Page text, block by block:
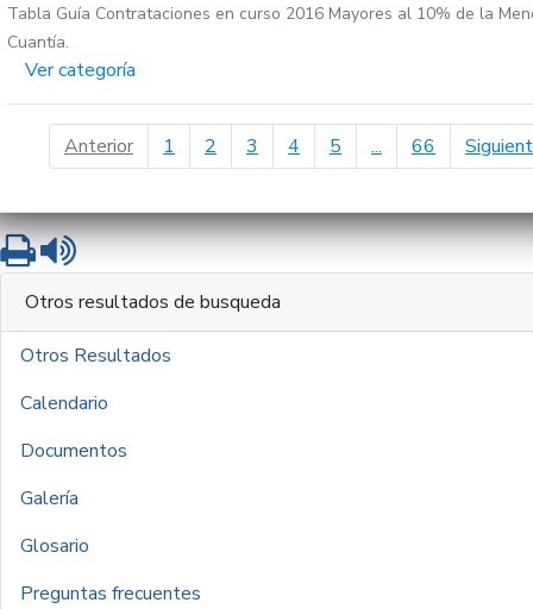
Tabla Guía Contrataciones en curso 2016 Mayores al 10% de la
Cuantía.
Ver categoría
Anteriorpágina anterior
1 2 3 4 5 ... 66
ImprimirLeer contenido
Otros resultados de busqueda
Otros Resultados
Calendario
Documentos
Galería
Glosario
Preguntas frecuentes